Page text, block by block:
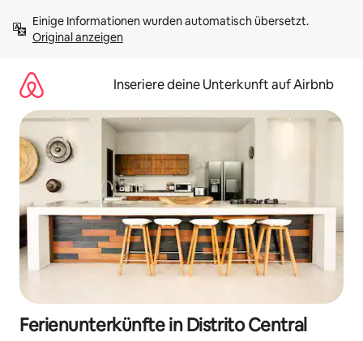
Inhalten
springenOriginal anzeigen
Inseriere deine Unterkunft auf Airbnb
Ferienunterkünfte in Distrito Central